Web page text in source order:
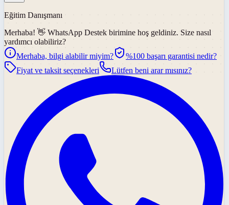
Eğitim Danışmanı
Merhaba! 👋 WhatsApp Destek birimine hoş geldiniz. Size nasıl
yardımcı olabiliriz?
Merhaba, bilgi alabilir miyim?
%100 başarı garantisi nedir?
Fiyat ve taksit seçenekleri
Lütfen beni arar mısınız?